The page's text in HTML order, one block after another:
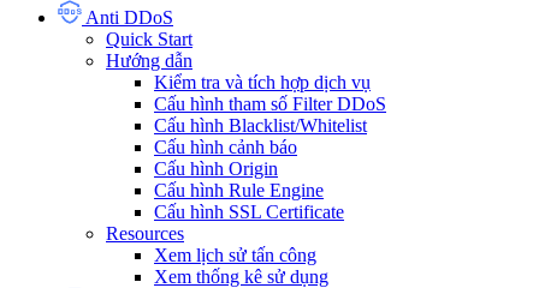
Anti DDoS
Quick Start
Hướng dẫn
Kiểm tra và tích hợp dịch vụ
Cấu hình tham số Filter DDoS
Cấu hình Blacklist/Whitelist
Cấu hình cảnh báo
Cấu hình Origin
Cấu hình Rule Engine
Cấu hình SSL Certificate
Resources
Xem lịch sử tấn công
Xem thống kê sử dụng